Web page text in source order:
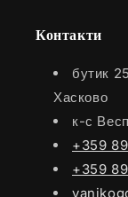
Контакти
бутик
Хасково
к-с
+359
+359